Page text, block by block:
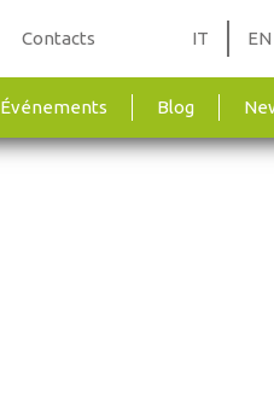
Contacts IT EN
Événements Blog